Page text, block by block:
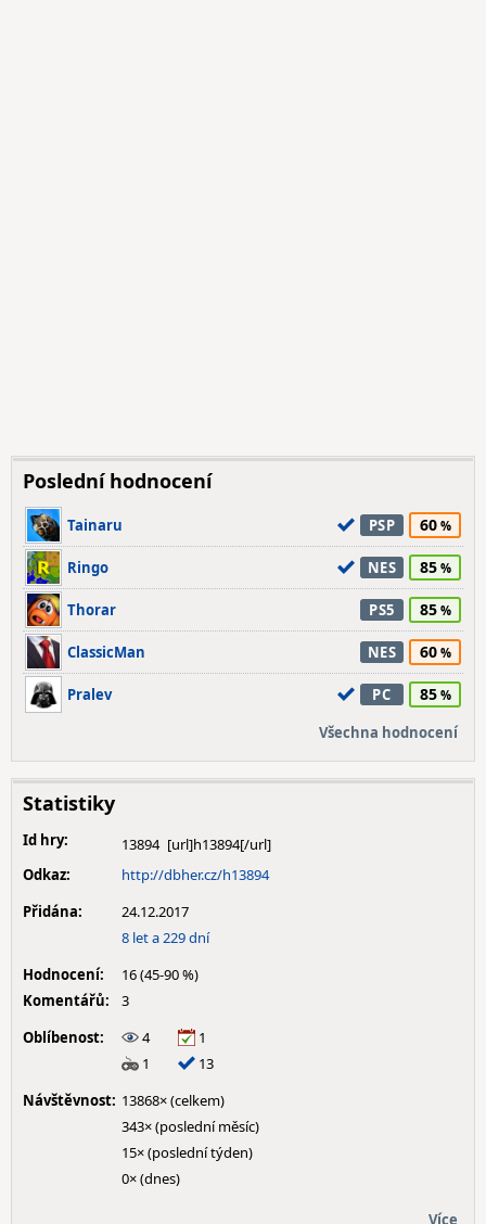
Poslední hodnocení
Tainaru PSP 60
Ringo NES 85
Thorar PS5 85
ClassicMan NES 60
Pralev PC 85
Všechna hodnocení
Statistiky
Id hry:
13894
Odkaz:
http://dbher.cz/h13894
Přidána:
24.12.2017
8 let a 229 dní
Hodnocení:
16 (45-90 %)
Komentářů:
3
Oblíbenost:
4
1
1
13
Návštěvnost: 13868× (celkem)
343× (poslední měsíc)
15× (poslední týden)
0× (dnes)
Více